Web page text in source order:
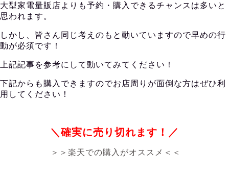
大型家電量販店よりも予約・購入できるチャンスは多いと
思われます。
しかし、皆さん同じ考えのもと動いていますので早めの行
動が必須です！
上記記事を参考にして動いてみてください！
下記からも購入できますのでお店周りが面倒な方はぜひ利
用してください！
＼確実に売り切れます！／
＞＞楽天での購入がオススメ＜＜